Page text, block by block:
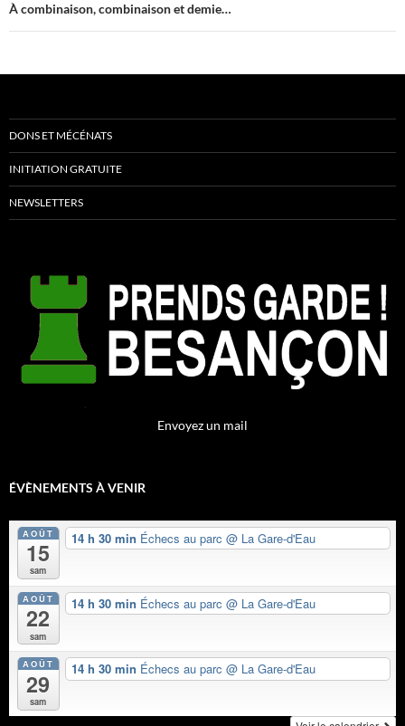
À combinaison, combinaison et demie…
DONS ET MÉCÉNATS
INITIATION GRATUITE
NEWSLETTERS
Envoyez un mail
ÉVÈNEMENTS À VENIR
AOÛT
15
sam
14 h 30 min Échecs au parc @ La Gare-d'Eau
AOÛT
22
sam
14 h 30 min Échecs au parc @ La Gare-d'Eau
AOÛT
29
sam
14 h 30 min Échecs au parc @ La Gare-d'Eau